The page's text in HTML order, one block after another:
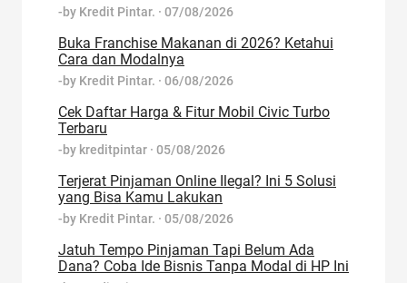
-by Kredit Pintar. · 07/08/2026
Buka Franchise Makanan di 2026? Ketahui
Cara dan Modalnya
-by Kredit Pintar. · 06/08/2026
Cek Daftar Harga & Fitur Mobil Civic Turbo
Terbaru
-by kreditpintar · 05/08/2026
Terjerat Pinjaman Online Ilegal? Ini 5 Solusi
yang Bisa Kamu Lakukan
-by Kredit Pintar. · 05/08/2026
Jatuh Tempo Pinjaman Tapi Belum Ada
Dana? Coba Ide Bisnis Tanpa Modal di HP Ini